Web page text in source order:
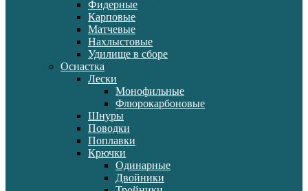
Фидерные
Карповые
Матчевые
Нахлыстовые
Удилище в сборе
Оснастка
Лески
Монофильные
Флюрокарбоновые
Шнуры
Поводки
Поплавки
Крючки
Одинарные
Двойники